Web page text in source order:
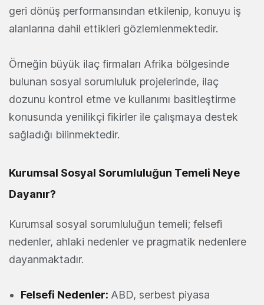
geri dönüş performansından etkilenip, konuyu iş
alanlarına dahil ettikleri gözlemlenmektedir.
Örneğin büyük ilaç firmaları Afrika bölgesinde
bulunan sosyal sorumluluk projelerinde, ilaç
dozunu kontrol etme ve kullanımı basitleştirme
konusunda yenilikçi fikirler ile çalışmaya destek
sağladığı bilinmektedir.
Kurumsal Sosyal Sorumluluğun Temeli Neye
Dayanır?
Kurumsal sosyal sorumluluğun temeli; felsefi
nedenler, ahlaki nedenler ve pragmatik nedenlere
dayanmaktadır.
Felsefi Nedenler: ABD, serbest piyasa